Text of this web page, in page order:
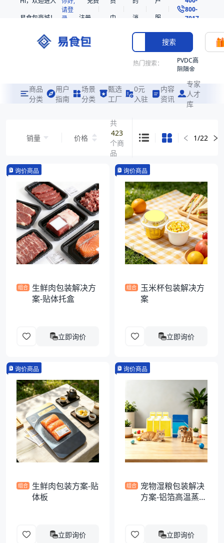
易食包商城！
请登
录
注册
中
消
息
服
务
800-
7017
搜索
热门搜索：
PVDC高
阻隔金
共挤热
收缩袋
非阻隔
共挤热
221330
SE53
热收缩
袋
拉伸膜
商品
分类
用户
指南
场景
分类
甄选
工厂
0元
入驻
内容
资讯
专家
人才
库
销量 价格
共
423
个商
品
1/22
询价商品
组合 生鲜肉包装解决方
案-贴体托盒
立即询价
询价商品
组合 玉米杯包装解决方
案
立即询价
询价商品
组合 生鲜肉包装方案-贴
体板
立即询价
询价商品
组合 宠物湿粮包装解决
方案-铝箔高温蒸煮
立即询价